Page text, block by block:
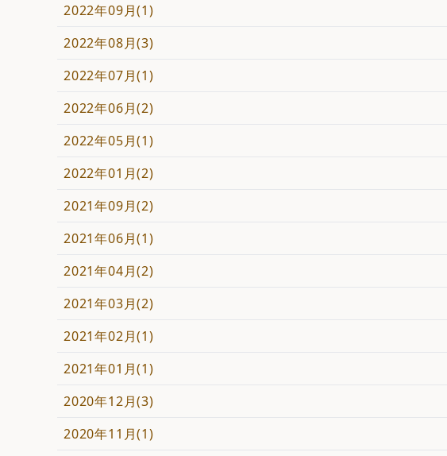
2022年09月(1)
2022年08月(3)
2022年07月(1)
2022年06月(2)
2022年05月(1)
2022年01月(2)
2021年09月(2)
2021年06月(1)
2021年04月(2)
2021年03月(2)
2021年02月(1)
2021年01月(1)
2020年12月(3)
2020年11月(1)